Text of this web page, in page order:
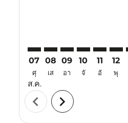
07
ศุ
ส.ค.
08
เส
09
อา
10
จั
11
อั
12
พุ
chevron_left chevron_right